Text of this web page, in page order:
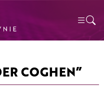
COGHEN”